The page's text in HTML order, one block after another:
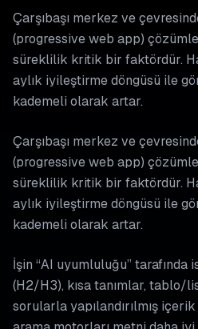
Çarşıbaşı merkez ve
(progressive web app)
süreklilik kritik bir faktördür.
aylık iyileştirme döngüsü ile
kademeli olarak artar.
Çarşıbaşı merkez ve
(progressive web app)
süreklilik kritik bir faktördür.
aylık iyileştirme döngüsü ile
kademeli olarak artar.
İşin “AI uyumluluğu” tarafında
(H2/H3), kısa tanımlar, tablo/
sorularla yapılandırılmış